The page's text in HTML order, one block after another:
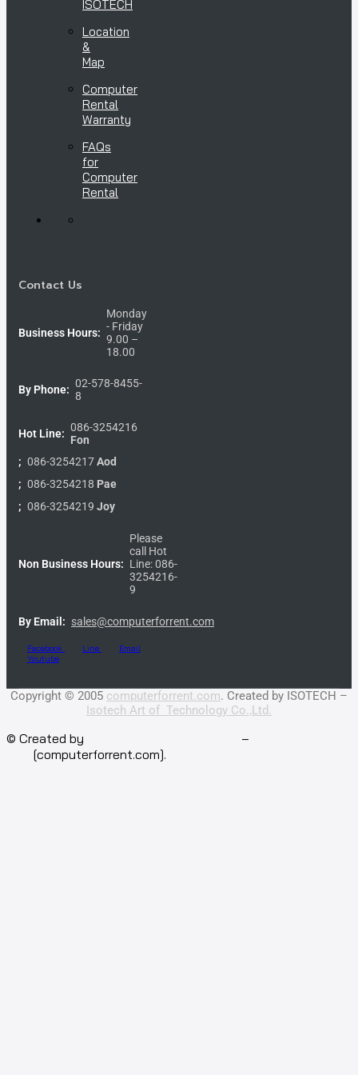
ISOTECH
Location
&
Map
Computer
Rental
Warranty
FAQs
for
Computer
Rental
Contact Us
Business Hours:
Monday
- Friday
9.00 –
18.00
By Phone: 02-578-8455-
8
Hot Line: 086-3254216
Fon
; 086-3254217Aod
; 086-3254218 Pae
; 086-3254219 Joy
Non Business Hours:
Please
call Hot
Line: 086-
3254216-
9
By Email: sales@computerforrent.com
Facebook Line
Email
Youtube
Copyright © 2005 computerforrent.com. Created by ISOTECH –
Isotech Art of Technology Co.,Ltd.
© Created by –
[computerforrent.com].